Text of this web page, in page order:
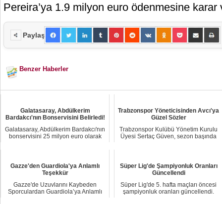
Pereira’ya 1.9 milyon euro ödenmesine karar
Paylaş
Benzer Haberler
Galatasaray, Abdülkerim
Bardakcı'nın Bonservisini Belirledi!
Galatasaray, Abdülkerim Bardakcı'nın
bonservisini 25 milyon euro olarak
Trabzonspor Yöneticisinden Avcı'ya
Güzel Sözler
Trabzonspor Kulübü Yönetim Kurulu
Üyesi Sertaç Güven, sezon başında
Gazze'den Guardiola'ya Anlamlı
Teşekkür
Gazze'de Uzuvlarını Kaybeden
Sporculardan Guardiola’ya Anlamlı
Süper Lig'de Şampiyonluk Oranları
Güncellendi
Süper Lig'de 5. hafta maçları öncesi
şampiyonluk oranları güncellendi.